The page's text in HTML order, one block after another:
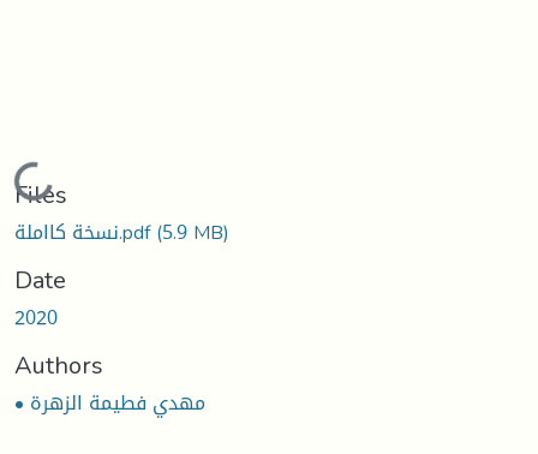
Loading...
Files
نسخة كااملة.pdf(5.9 MB)
Date
2020
Authors
• مهدي فطيمة الزهرة